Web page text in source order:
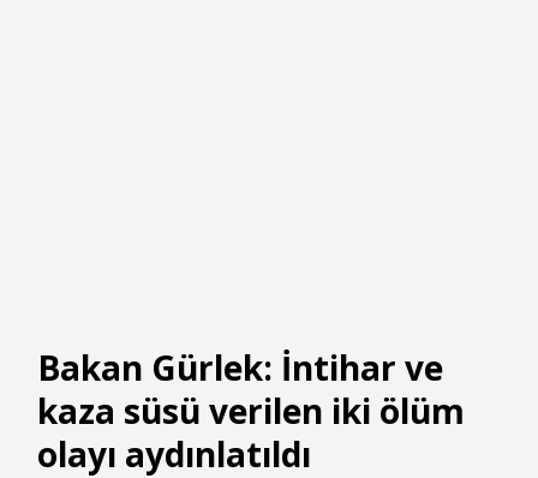
Bakan Gürlek: İntihar ve
kaza süsü verilen iki ölüm
olayı aydınlatıldı